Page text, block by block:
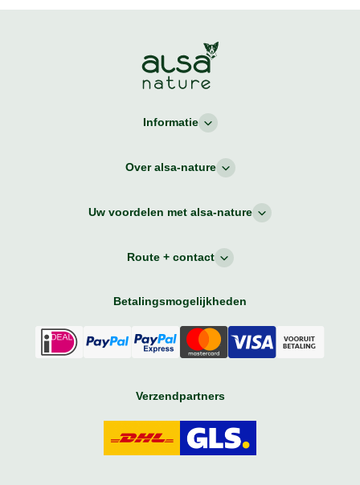
Informatie
Over alsa-nature
Uw voordelen met alsa-nature
Route + contact
Betalingsmogelijkheden
Verzendpartners